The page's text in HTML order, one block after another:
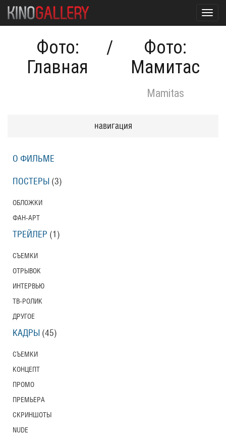
Фото:
Главная
/
Фото:
Мамитас
Mamitas
навигация
О ФИЛЬМЕ
ПОСТЕРЫ (3)
ОБЛОЖКИ
ФАН-АРТ
ТРЕЙЛЕР (1)
СЪЕМКИ
ОТРЫВОК
ИНТЕРВЬЮ
ТВ-РОЛИК
ДРУГОЕ
КАДРЫ (45)
СЪЕМКИ
КОНЦЕПТ
ПРОМО
ПРЕМЬЕРА
СКРИНШОТЫ
NUDE